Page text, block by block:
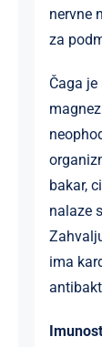
nervne
za
Čaga
bakar,
nalaze
ima